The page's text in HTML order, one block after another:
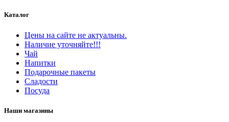
Каталог
Цены на сайте не актуальны.
Наличие уточняйте!!!
Чай
Напитки
Подарочные пакеты
Сладости
Посуда
Наши магазины